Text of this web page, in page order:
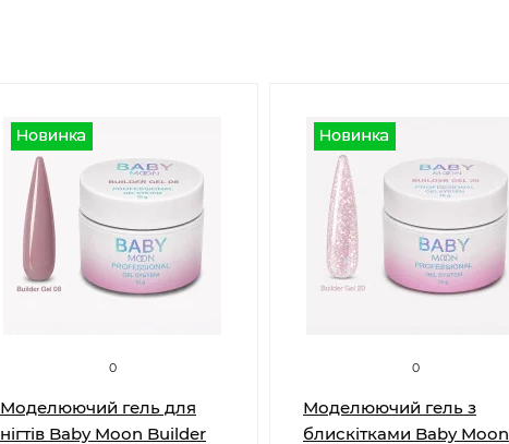
0
Моделюючий гель для
нігтів Baby Moon Builder
0
Моделюючий гель з
блискітками Baby Moon